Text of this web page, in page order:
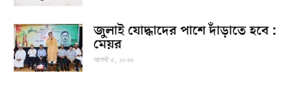
জুলাই যোদ্ধাদের পাশে দাঁড়াতে হবে :
মেয়র
আগস্ট ৫, ২০২৬